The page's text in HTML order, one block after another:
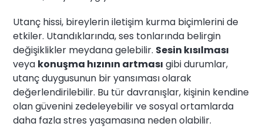
Utanç hissi, bireylerin iletişim kurma biçimlerini de
etkiler. Utandıklarında, ses tonlarında belirgin
değişiklikler meydana gelebilir. Sesin kısılması
veya konuşma hızının artması gibi durumlar,
utanç duygusunun bir yansıması olarak
değerlendirilebilir. Bu tür davranışlar, kişinin kendine
olan güvenini zedeleyebilir ve sosyal ortamlarda
daha fazla stres yaşamasına neden olabilir.